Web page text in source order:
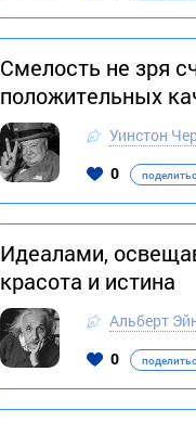
Смелость не зря
положительных
Уинстон
0
Идеалами,
красота и истина
Альберт
0